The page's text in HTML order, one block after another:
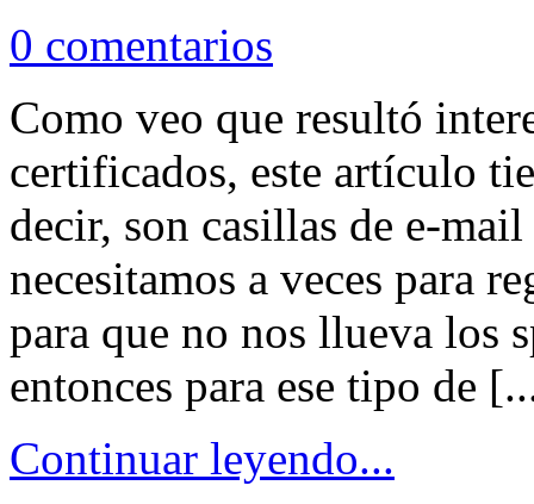
0 comentarios
Como veo que resultó
certificados, este artículo
decir, son casillas de e-
necesitamos a veces para
para que no nos llueva los
entonces para ese tipo de
Continuar leyendo...